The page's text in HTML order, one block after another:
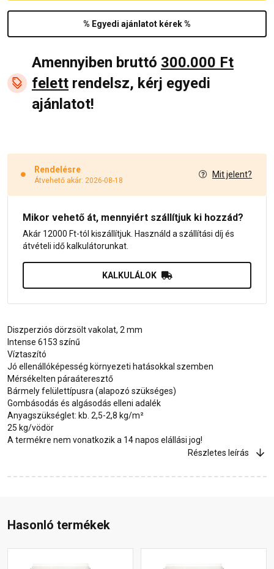
% Egyedi ajánlatot kérek %
Amennyiben bruttó 300.000 Ft
felett rendelsz, kérj egyedi
ajánlatot!
Rendelésre
Átvehető akár: 2026-08-18
Mit jelent?
Mikor vehető át, mennyiért szállítjuk ki hozzád?
Akár 12000 Ft-tól kiszállítjuk. Használd a szállítási díj és
átvételi idő kalkulátorunkat.
KALKULÁLOK
Diszperziós dörzsölt vakolat, 2 mm
Intense 6153 színű
Víztaszító
Jó ellenállóképesség környezeti hatásokkal szemben
Mérsékelten páraáteresztő
Bármely felülettípusra (alapozó szükséges)
Gombásodás és algásodás elleni adalék
Anyagszükséglet: kb. 2,5-2,8 kg/m²
25 kg/vödör
A termékre nem vonatkozik a 14 napos elállási jog!
Részletes leírás
Hasonló termékek